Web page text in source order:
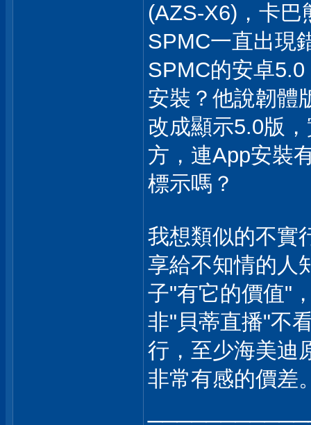
(AZS-X6)，卡巴
SPMC一直出現
SPMC的安卓
安裝？他說韌體
改成顯示5.0版
方，連App安裝
標示嗎？
我想類似的不實
享給不知情的人
子"有它的價值"
非"貝蒂直播"不
行，至少海美迪
非常有感的價差